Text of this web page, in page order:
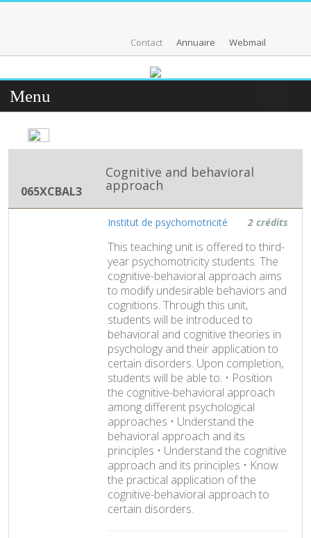
Contact Annuaire Webmail
Menu
065XCBAL3
Cognitive and behavioral
approach
Institut de psychomotricité 2 crédits
This teaching unit is offered to third-
year psychomotricity students. The
cognitive-behavioral approach aims
to modify undesirable behaviors and
cognitions. Through this unit,
students will be introduced to
behavioral and cognitive theories in
psychology and their application to
certain disorders. Upon completion,
students will be able to: • Position
the cognitive-behavioral approach
among different psychological
approaches • Understand the
behavioral approach and its
principles • Understand the cognitive
approach and its principles • Know
the practical application of the
cognitive-behavioral approach to
certain disorders.